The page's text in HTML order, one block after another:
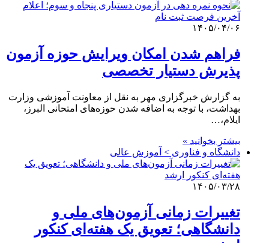
۱۴۰۵/۰۴/۰۶
فراهم شدن امکان ویرایش حوزه آزمون
پذیرش دستیار تخصصی
به گزارش خبرگزاری مهر به نقل از معاونت آموزشی وزارت
بهداشت، با توجه به اضافه شدن حوزه‌های امتحانی البرز،
ایلام،…
بیشتر بخوانید »
دانشگاه و فناوری > آموزش عالی
۱۴۰۵/۰۳/۲۸
تغییرات زمانی آزمون‌های ملی و
دانشگاهی؛ تعویق یک هفته‌ای کنکور